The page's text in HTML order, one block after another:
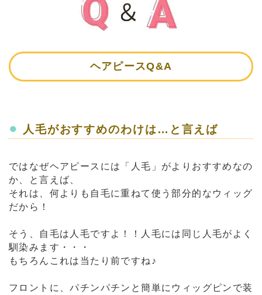
ヘアピースQ&A
● 人毛がおすすめのわけは…と言えば
ではなぜヘアピースには「人毛」がよりおすすめなの
か、と言えば、
それは、何よりも自毛に重ねて使う部分的なウィッグ
だから！
そう、自毛は人毛ですよ！！人毛には同じ人毛がよく
馴染みます・・・
もちろんこれは当たり前ですね♪
フロントに、パチンパチンと簡単にウィッグピンで装